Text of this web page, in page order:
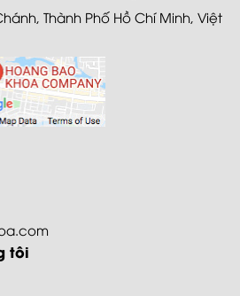
Thành Phố Hồ Chí Minh, Việt
tôi